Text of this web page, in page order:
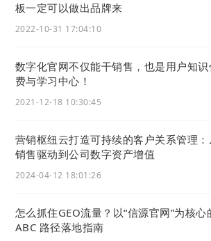
提高客户信任，追踪访客行为，洞
联系，持续触达客户，增加了客户信
板一定可以做出品牌来
2022-10-31 17:04:10
数字化官网不仅能干销售，也是用户知识
费与学习中心！
2021-12-18 10:30:45
营销枢纽云打造可持续的客户关系管理：
销售驱动到公司数字资产增值
2024-04-12 18:01:26
怎么抓住GEO流量？以“信源官网”为核心
ABC 路径落地指南